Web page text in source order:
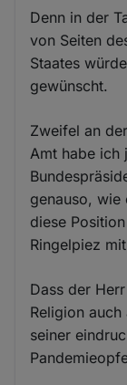
Denn in der
von Seiten
Staates
gewünscht.
Zweifel an
Amt habe ich
genauso, wie
diese
Ringelpiez
Dass der
Religion
seiner